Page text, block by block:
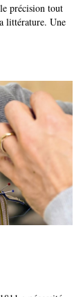
précision tout
littérature. Une